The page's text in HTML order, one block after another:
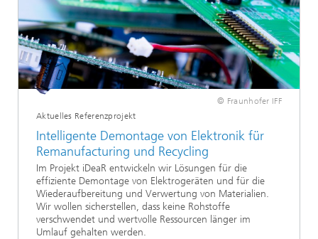
© Fraunhofer IFF
Aktuelles Referenzprojekt
Intelligente Demontage von Elektronik für
Remanufacturing und Recycling
Im Projekt iDeaR entwickeln wir Lösungen für die
effiziente Demontage von Elektrogeräten und für die
Wiederaufbereitung und Verwertung von Materialien.
Wir wollen sicherstellen, dass keine Rohstoffe
verschwendet und wertvolle Ressourcen länger im
Umlauf gehalten werden.